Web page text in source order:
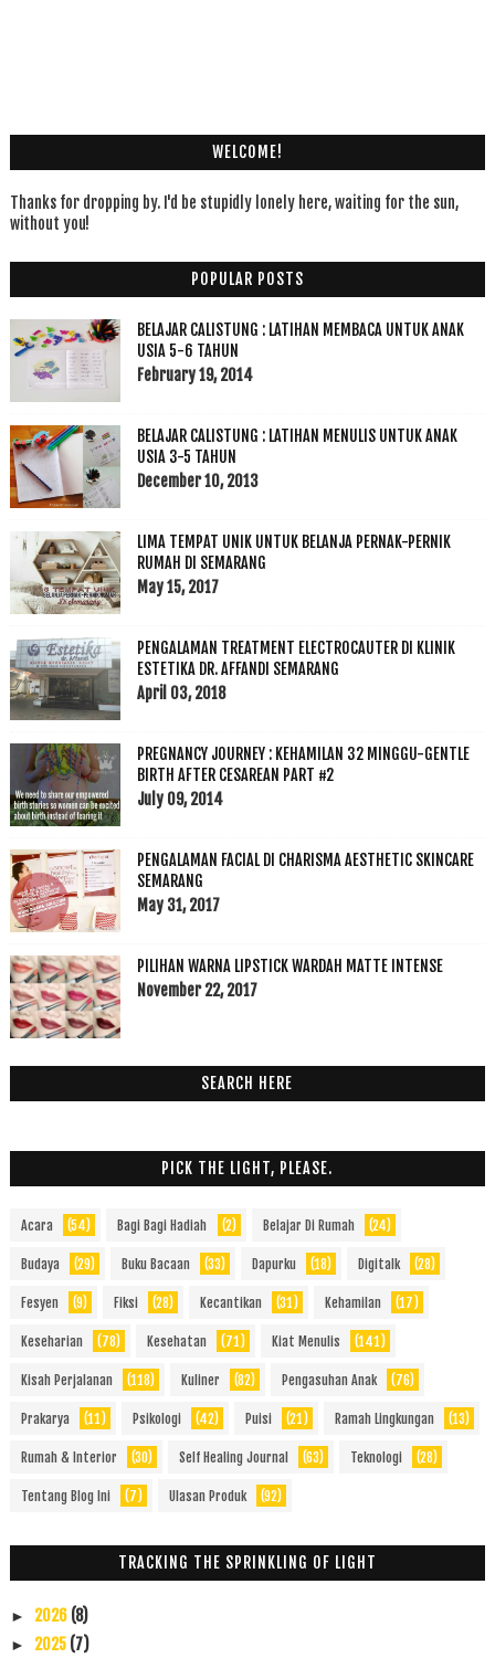
WELCOME!
Thanks for dropping by. I'd be stupidly lonely here, waiting for the sun,
without you!
POPULAR POSTS
BELAJAR CALISTUNG : LATIHAN MEMBACA UNTUK ANAK
USIA 5-6 TAHUN
February 19, 2014
BELAJAR CALISTUNG : LATIHAN MENULIS UNTUK ANAK
USIA 3-5 TAHUN
December 10, 2013
LIMA TEMPAT UNIK UNTUK BELANJA PERNAK-PERNIK
RUMAH DI SEMARANG
May 15, 2017
PENGALAMAN TREATMENT ELECTROCAUTER DI KLINIK
ESTETIKA DR. AFFANDI SEMARANG
April 03, 2018
PREGNANCY JOURNEY : KEHAMILAN 32 MINGGU-GENTLE
BIRTH AFTER CESAREAN PART #2
July 09, 2014
PENGALAMAN FACIAL DI CHARISMA AESTHETIC SKINCARE
SEMARANG
May 31, 2017
PILIHAN WARNA LIPSTICK WARDAH MATTE INTENSE
November 22, 2017
SEARCH HERE
PICK THE LIGHT, PLEASE.
Acara (54) Bagi Bagi Hadiah (2) Belajar Di Rumah (24)
Budaya (29) Buku Bacaan (33) Dapurku (18) Digitalk (28)
Fesyen (9) Fiksi (28) Kecantikan (31) Kehamilan (17)
Keseharian (78) Kesehatan (71) Kiat Menulis (141)
Kisah Perjalanan (118) Kuliner (82) Pengasuhan Anak (76)
Prakarya (11) Psikologi (42) Puisi (21) Ramah Lingkungan (13)
Rumah & Interior (30) Self Healing Journal (63) Teknologi (28)
Tentang Blog Ini (7) Ulasan Produk (92)
TRACKING THE SPRINKLING OF LIGHT
► 2026 (8)
► 2025 (7)